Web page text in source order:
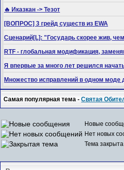
🔥 Иказкан -> Тезот
[ВОПРОС] 3 грейд существ из EWA
Сценарий[L]: "Государь скорее жив,
RTF - глобальная модификация,
Я впервые за много лет решился
Множество исправлений в одном моде
Самая популярная тема -Святая
Новые
Нет новых
Тема закрыта